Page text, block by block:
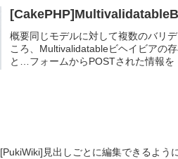
概要同じモデルに対して複数のバリ
ころ、Multivalidatableビヘイビアの
と…フォームからPOSTされた情報を
[PukiWiki]見出しごとに編集できるよう